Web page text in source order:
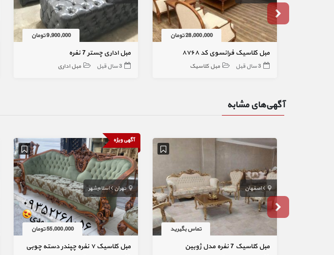
28,000,000 تومان
مبل کلاسیک فرانسوی کد ۸۷۶۸
3 سال قبل مبل کلاسیک
9,900,000 تومان
مبل اداری چستر 7 نفره
3 سال قبل مبل اداری
آگهی‌های مشابه
اصفهان
تماس بگیرید
مبل کلاسیک 7 نفره مدل ژوبین
آگهی ویژه
تهران اسلام‌شهر
55,000,000 تومان
مبل کلاسیک ۷ نفره چپندر دسته چوبی